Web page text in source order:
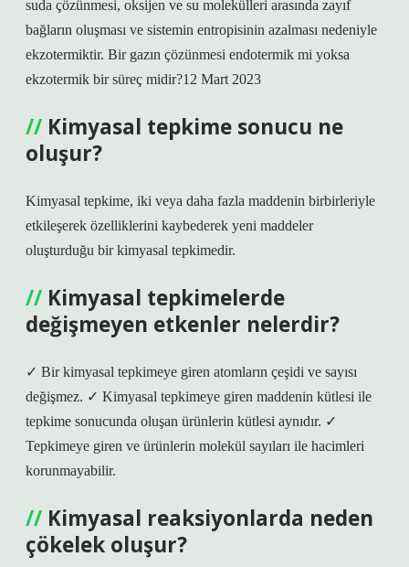
suda çözünmesi, oksijen ve su molekülleri arasında zayıf
bağların oluşması ve sistemin entropisinin azalması nedeniyle
ekzotermiktir. Bir gazın çözünmesi endotermik mi yoksa
ekzotermik bir süreç midir?12 Mart 2023
Kimyasal tepkime sonucu ne
oluşur?
Kimyasal tepkime, iki veya daha fazla maddenin birbirleriyle
etkileşerek özelliklerini kaybederek yeni maddeler
oluşturduğu bir kimyasal tepkimedir.
Kimyasal tepkimelerde
değişmeyen etkenler nelerdir?
✓ Bir kimyasal tepkimeye giren atomların çeşidi ve sayısı
değişmez. ✓ Kimyasal tepkimeye giren maddenin kütlesi ile
tepkime sonucunda oluşan ürünlerin kütlesi aynıdır. ✓
Tepkimeye giren ve ürünlerin molekül sayıları ile hacimleri
korunmayabilir.
Kimyasal reaksiyonlarda neden
çökelek oluşur?